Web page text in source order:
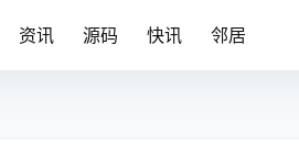
资讯 源码 快讯 邻居